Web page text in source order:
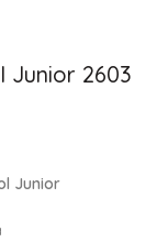
Junior 2603
Junior